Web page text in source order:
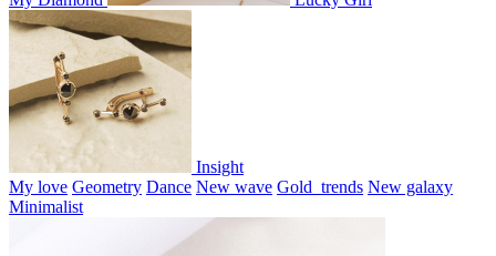
Insight
My love Geometry Dance New wave Gold_trends New galaxy
Minimalist